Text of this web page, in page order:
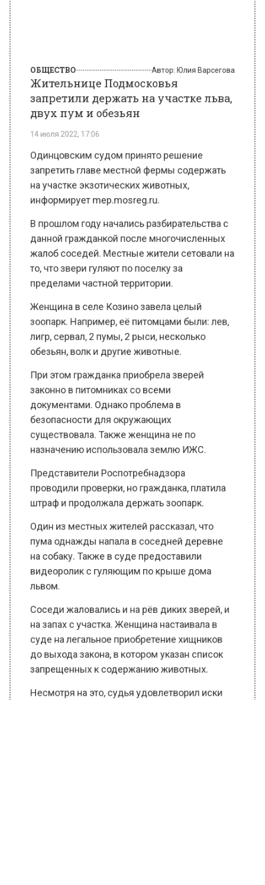
ОБЩЕСТВО Автор:Юлия Варсегова
Одинцовским судом принято решение
запретить главе местной фермы содержать
на участке экзотических животных,
В прошлом году начались разбирательства с
данной гражданкой после многочисленных
жалоб соседей. Местные жители сетовали на
пределами частной территории.
Женщина в селе Козино завела целый
зоопарк. Например, её питомцами были: лев,
лигр, сервал, 2 пумы, 2 рыси, несколько
документами. Однако проблема в
существовала. Также женщина не по
штраф и продолжала держать зоопарк.
Один из местных жителей рассказал, что
на собаку. Также в суде предоставили
львом.
до выхода закона, в котором указан список
запрещенных к содержанию животных.
местных властей.
Ранее Вести Московского региона
жители завели львёнка — соседи не рады.
БОЛЬШЕ АКТУАЛЬНЫХ НОВОСТЕЙ И ЭКСКЛЮЗИВНЫХ
ВИДЕО В ТЕЛЕГРАМ-КАНАЛЕ "ВЕСТИ МОСКОВСКОГО